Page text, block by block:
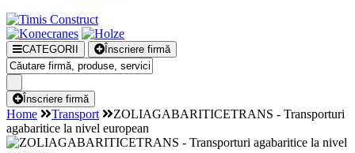
CATEGORII Înscriere firmă
Înscriere firmă
Home Transport
ZOLIAGABARITICETRANS - Transporturi
agabaritice la nivel european